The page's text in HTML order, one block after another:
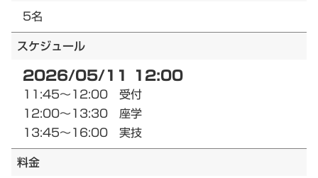
5名
スケジュール
2026/05/11 12:00
11:45～12:00 受付
12:00～13:30 座学
13:45～16:00 実技
料金